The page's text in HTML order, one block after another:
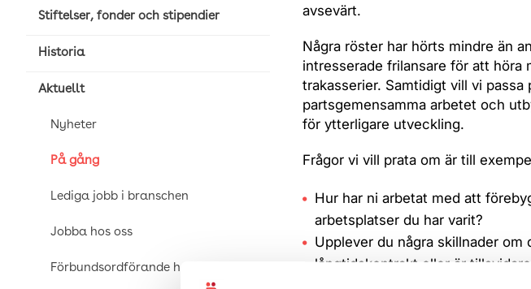
Stiftelser, fonder och stipendier
Historia
Aktuellt
Nyheter
På gång
Lediga jobb i branschen
Jobba hos oss
Förbundsordförande har ordet
avsevärt.
Några röster har hörts mindre än
intresserade frilansare för att höra
trakasserier. Samtidigt vill vi
partsgemensamma arbetet och
för ytterligare utveckling.
Frågor vi vill prata om är till
Hur har ni arbetat med att
arbetsplatser du har varit?
Upplever du några skillnader
långtidskontrakt eller är